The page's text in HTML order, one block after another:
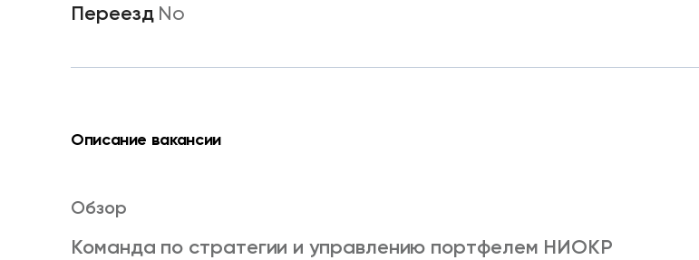
No
Описание вакансии
Обзор
Команда по стратегии и управлению портфелем НИОКР